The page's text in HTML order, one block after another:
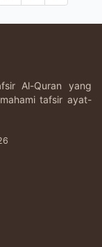
Al-Quran yang
tafsir ayat-